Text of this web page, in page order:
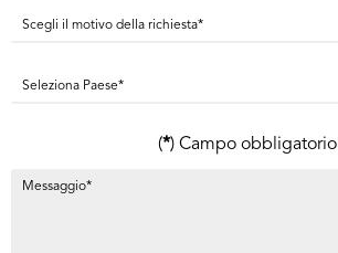
(*) Campo obbligatorio